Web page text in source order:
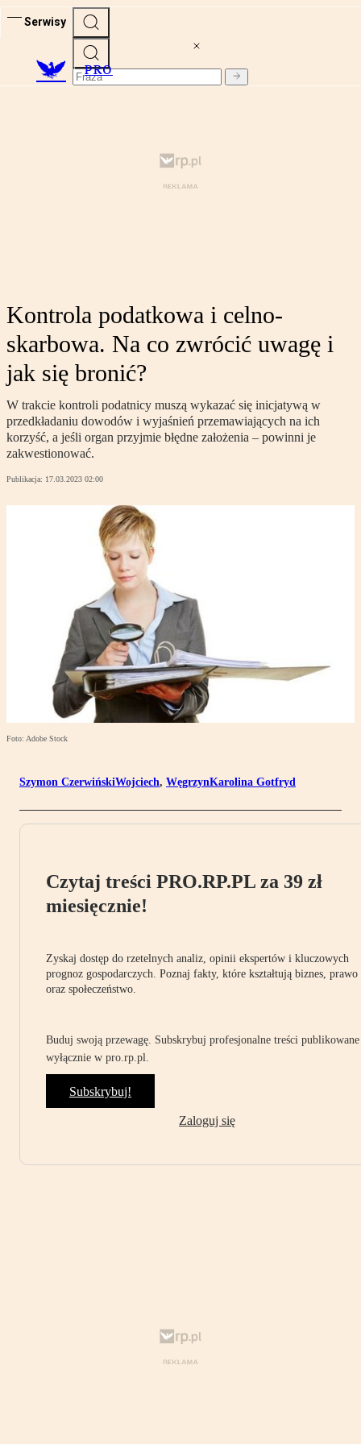
Serwisy
PRO
Kontrola podatkowa i celno-
skarbowa. Na co zwrócić uwagę i
jak się bronić?
W trakcie kontroli podatnicy muszą wykazać się inicjatywą w
przedkładaniu dowodów i wyjaśnień przemawiających na ich
korzyść, a jeśli organ przyjmie błędne założenia – powinni je
zakwestionować.
Publikacja: 17.03.2023 02:00
Foto: Adobe Stock
Szymon CzerwińskiWojciech, WęgrzynKarolina Gotfryd
Czytaj treści PRO.RP.PL za 39 zł
miesięcznie!
Zyskaj dostęp do rzetelnych analiz, opinii ekspertów i kluczowych
prognoz gospodarczych. Poznaj fakty, które kształtują biznes, prawo
oraz społeczeństwo.
Buduj swoją przewagę. Subskrybuj profesjonalne treści publikowane
wyłącznie w pro.rp.pl.
Subskrybuj!
Zaloguj się